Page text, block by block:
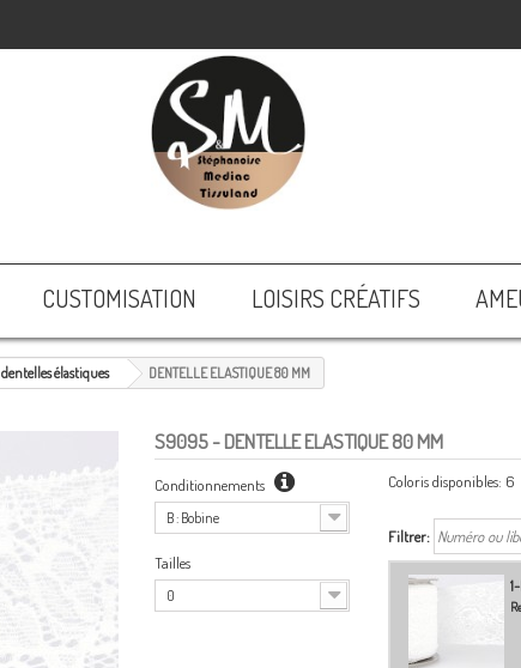
CUSTOMISATION LOISIRS CRÉATIFS
dentelles élastiques DENTELLE ELASTIQUE 80 MM
S9095- DENTELLE ELASTIQUE 80 MM
Conditionnements
B : Bobine
Tailles
0
Coloris disponibles: 6
Filtrer: